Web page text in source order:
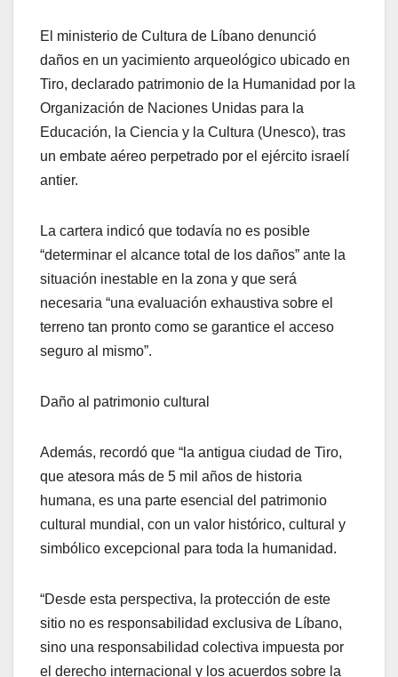
El ministerio de Cultura de Líbano denunció
daños en un yacimiento arqueológico ubicado en
Tiro, declarado patrimonio de la Humanidad por la
Organización de Naciones Unidas para la
Educación, la Ciencia y la Cultura (Unesco), tras
un embate aéreo perpetrado por el ejército israelí
antier.
La cartera indicó que todavía no es posible
“determinar el alcance total de los daños” ante la
situación inestable en la zona y que será
necesaria “una evaluación exhaustiva sobre el
terreno tan pronto como se garantice el acceso
seguro al mismo”.
Daño al patrimonio cultural
Además, recordó que “la antigua ciudad de Tiro,
que atesora más de 5 mil años de historia
humana, es una parte esencial del patrimonio
cultural mundial, con un valor histórico, cultural y
simbólico excepcional para toda la humanidad.
“Desde esta perspectiva, la protección de este
sitio no es responsabilidad exclusiva de Líbano,
sino una responsabilidad colectiva impuesta por
el derecho internacional y los acuerdos sobre la